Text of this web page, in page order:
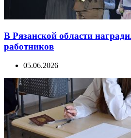
В Рязанской области
работников
05.06.2026